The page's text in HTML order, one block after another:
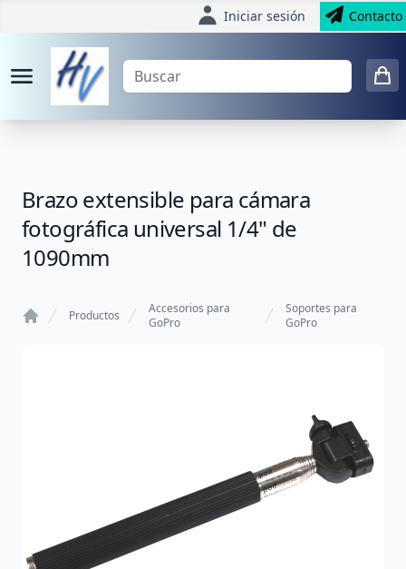
Iniciar sesión Contacto
Brazo extensible para cámara
fotográfica universal 1/4" de
1090mm
Productos
Accesorios para
GoPro
Soportes para
GoPro